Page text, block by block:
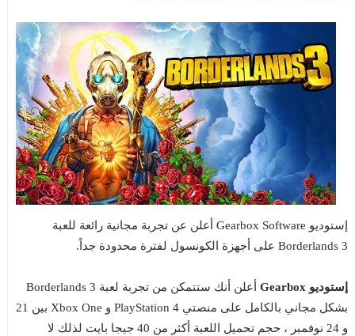
إستوديو Gearbox Software أعلن عن تجربة مجانية رائعة للعبة
Borderlands 3 على أجهزة الكونسول لفترة محدودة جداً.
إستوديو Gearbox
أعلن أنك ستتمكن من تجربة لعبة Borderlands 3
بشكل مجاني بالكامل على منصتي PlayStation 4 و Xbox One بين 21
و 24 نوفمبر ، حجم تحميل اللعبة أكثر من 40 جيجا بايت لذلك لا